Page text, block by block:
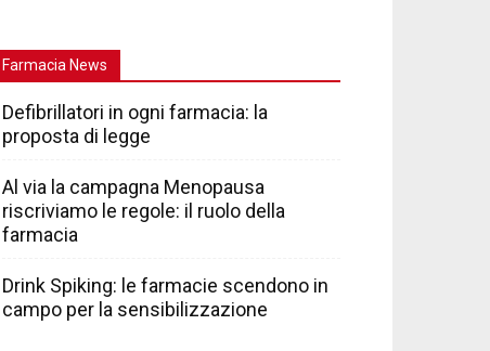
Farmacia News
Defibrillatori in ogni farmacia: la
proposta di legge
Al via la campagna Menopausa
riscriviamo le regole: il ruolo della
farmacia
Drink Spiking: le farmacie scendono in
campo per la sensibilizzazione